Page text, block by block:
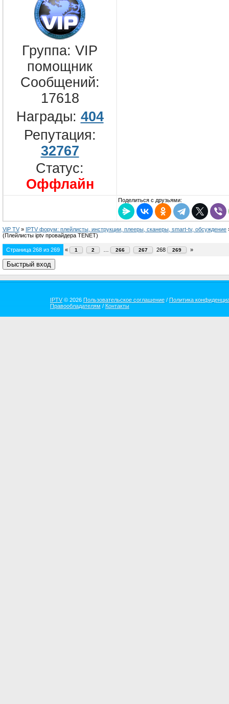
Группа: VIP
помощник
Сообщений:
17618
Награды: 404
Репутация:
32767
Статус:
Оффлайн
Поделиться с друзьями:
ViP TV » IPTV форум: плейлисты, инструкции, плееры, сканеры, smart-tv, обсуждение
(Плейлисты iptv провайдера TENET)
Страница 268 из 269 « 1 2 266 267 268 269 »
IPTV© 2026 Пользовательское соглашение / Политика
Правообладателям / Контакты